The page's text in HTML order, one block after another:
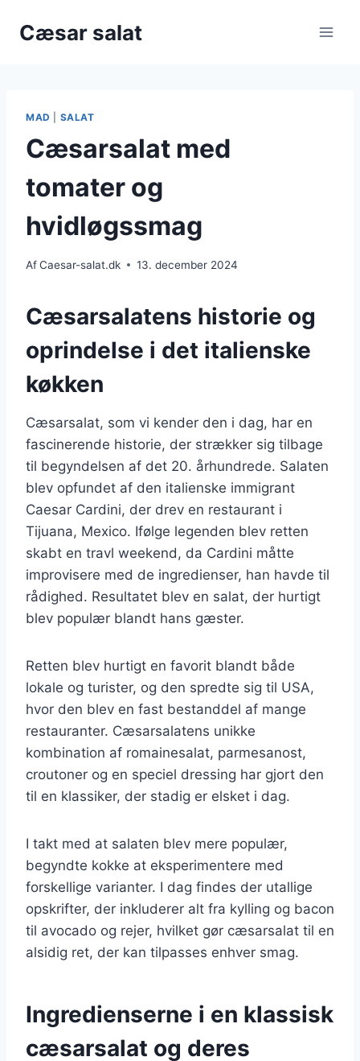
Cæsar salat
MAD SALAT
Cæsarsalat med
tomater og
hvidløgssmag
AfCaesar-salat.dk 13. december 2024
Cæsarsalatens historie og
oprindelse i det italienske
køkken
Cæsarsalat, som vi kender den i dag, har en
fascinerende historie, der strækker sig tilbage
til begyndelsen af det 20. århundrede. Salaten
blev opfundet af den italienske immigrant
Caesar Cardini, der drev en restaurant i
Tijuana, Mexico. Ifølge legenden blev retten
skabt en travl weekend, da Cardini måtte
improvisere med de ingredienser, han havde til
rådighed. Resultatet blev en salat, der hurtigt
blev populær blandt hans gæster.
Retten blev hurtigt en favorit blandt både
lokale og turister, og den spredte sig til USA,
hvor den blev en fast bestanddel af mange
restauranter. Cæsarsalatens unikke
kombination af romainesalat, parmesanost,
croutoner og en speciel dressing har gjort den
til en klassiker, der stadig er elsket i dag.
I takt med at salaten blev mere populær,
begyndte kokke at eksperimentere med
forskellige varianter. I dag findes der utallige
opskrifter, der inkluderer alt fra kylling og bacon
til avocado og rejer, hvilket gør cæsarsalat til en
alsidig ret, der kan tilpasses enhver smag.
Ingredienserne i en klassisk
cæsarsalat og deres